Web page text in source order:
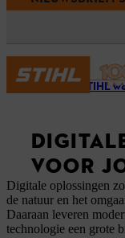
Onze STIHL
VOOR
Digitale oplossingen
de natuur en het
Daaraan leveren
technologie een grote